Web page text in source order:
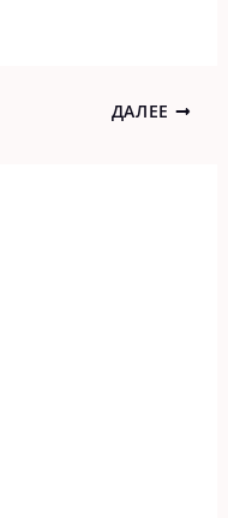
ДАЛЕЕ